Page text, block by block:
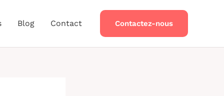
Blog Contact Contactez-nous